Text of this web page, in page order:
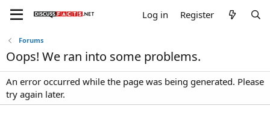
Log in Register
Forums
Oops! We ran into some problems.
An error occurred while the page was being generated. Please
try again later.